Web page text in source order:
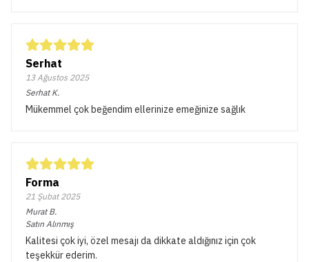
Serhat
13 Ağustos 2025
Serhat K.
Mükemmel çok beğendim ellerinize emeğinize sağlık
Forma
21 Şubat 2025
Murat B.
Satın Alınmış
Kalitesi çok iyi, özel mesajı da dikkate aldığınız için çok
teşekkür ederim.